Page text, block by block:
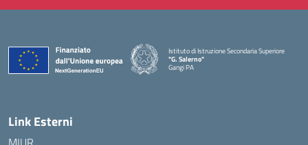
Istituto di Istruzione Secondaria Superiore
"G. Salerno"
Gangi PA
— Visita la pagina iniziale della scuola
Link Esterni